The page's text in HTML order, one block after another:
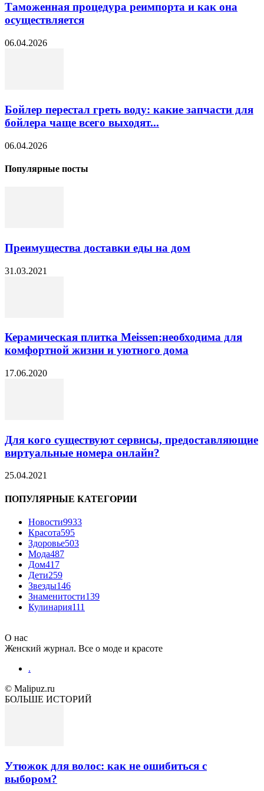
Таможенная процедура реимпорта и как она
осуществляется
06.04.2026
Бойлер перестал греть воду: какие запчасти для
бойлера чаще всего выходят...
06.04.2026
Популярные посты
Преимущества доставки еды на дом
31.03.2021
Керамическая плитка Meissen:необходима для
комфортной жизни и уютного дома
17.06.2020
Для кого существуют сервисы, предоставляющие
виртуальные номера онлайн?
25.04.2021
ПОПУЛЯРНЫЕ КАТЕГОРИИ
Новости9933
Красота595
Здоровье503
Мода487
Дом417
Дети259
Звезды146
Знаменитости139
Кулинария111
О нас
Женский журнал. Все о моде и красоте
.
© Malipuz.ru
БОЛЬШЕ ИСТОРИЙ
Утюжок для волос: как не ошибиться с
выбором?